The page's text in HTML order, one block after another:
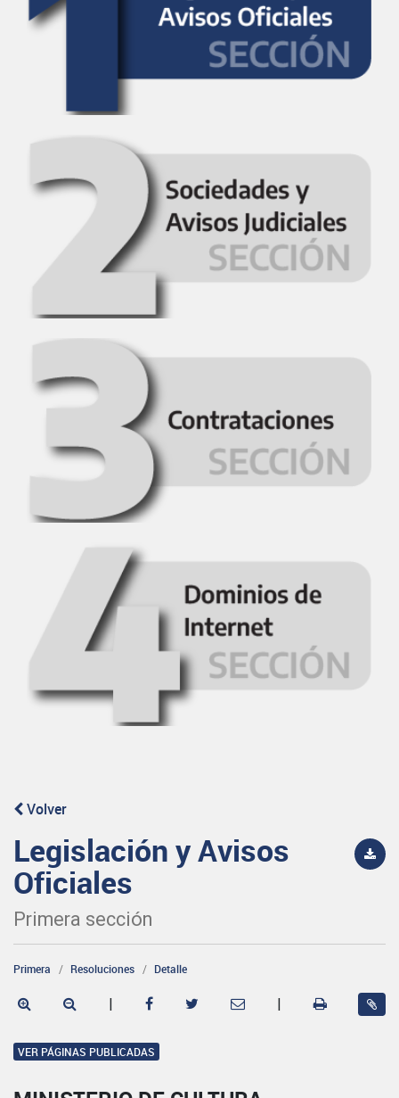
Volver
Legislación y Avisos
Oficiales
Primera sección
Primera Resoluciones Detalle
| |
VER PÁGINAS PUBLICADAS